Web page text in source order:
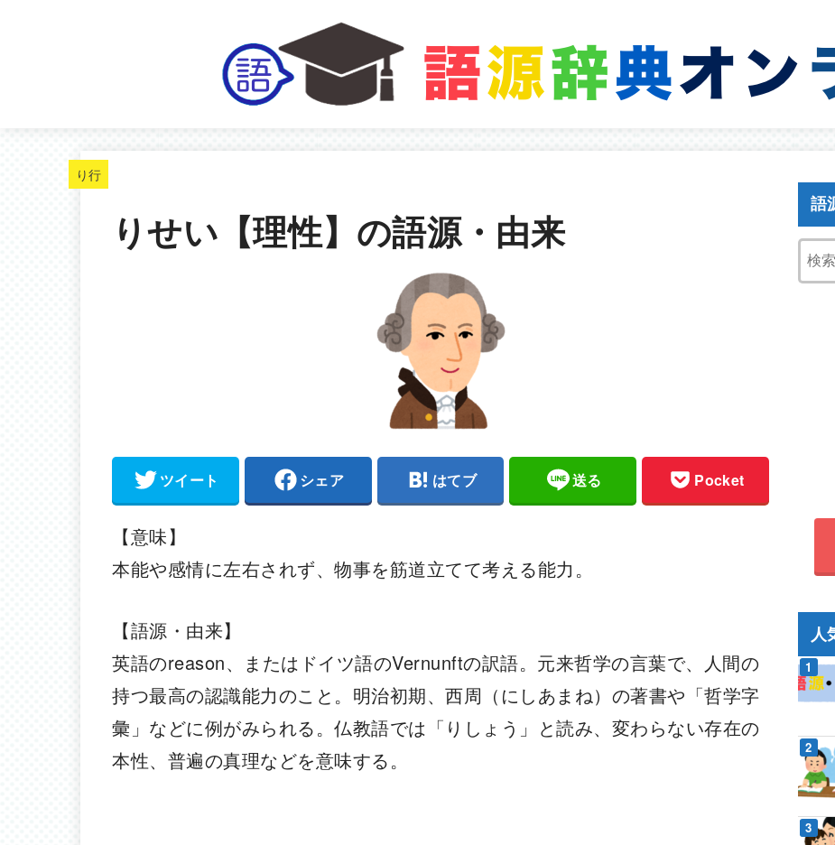
り行
りせい【理性】の語源・由来
ツイート シェア はてブ 送る Pocket
【意味】
本能や感情に左右されず、物事を筋道立てて考える能力。
【語源・由来】
英語のreason、またはドイツ語のVernunftの訳語。元来哲学の言葉で、人間の
持つ最高の認識能力のこと。明治初期、西周（にしあまね）の著書や「哲学字
彙」などに例がみられる。仏教語では「りしょう」と読み、変わらない存在の
本性、普遍の真理などを意味する。
語
人